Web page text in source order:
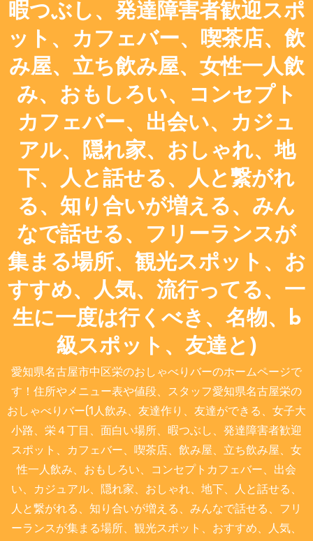
暇つぶし、発達障害者歓迎スポ
ット、カフェバー、喫茶店、飲
み屋、立ち飲み屋、女性一人飲
み、おもしろい、コンセプト
カフェバー、出会い、カジュ
アル、隠れ家、おしゃれ、地
下、人と話せる、人と繋がれ
る、知り合いが増える、みん
なで話せる、フリーランスが
集まる場所、観光スポット、お
すすめ、人気、流行ってる、一
生に一度は行くべき、名物、b
級スポット、友達と)
愛知県名古屋市中区栄のおしゃべりバーのホームページで
す！住所やメニュー表や値段、スタッフ愛知県名古屋栄の
おしゃべりバー(1人飲み、友達作り、友達ができる、女子大
小路、栄４丁目、面白い場所、暇つぶし、発達障害者歓迎
スポット、カフェバー、喫茶店、飲み屋、立ち飲み屋、女
性一人飲み、おもしろい、コンセプトカフェバー、出会
い、カジュアル、隠れ家、おしゃれ、地下、人と話せる、
人と繋がれる、知り合いが増える、みんなで話せる、フリ
ーランスが集まる場所、観光スポット、おすすめ、人気、